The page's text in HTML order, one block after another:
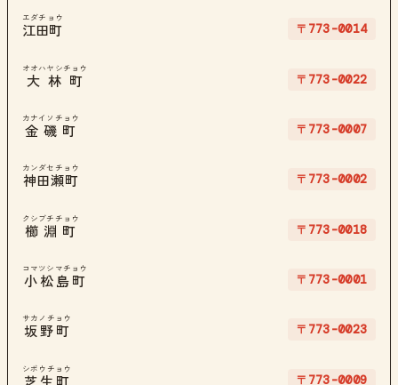
江田町
エダチョウ
〒773-0014
大林町
オオハヤシチョウ
〒773-0022
金磯町
カナイソチョウ
〒773-0007
神田瀬町
カンダセチョウ
〒773-0002
櫛淵町
クシブチチョウ
〒773-0018
小松島町
コマツシマチョウ
〒773-0001
坂野町
サカノチョウ
〒773-0023
シボウチョウ
〒773-0009